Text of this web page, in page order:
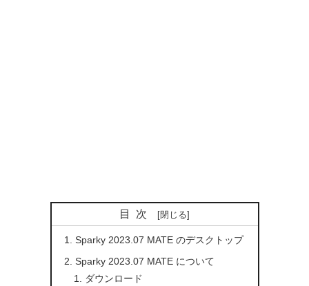
目次
Sparky 2023.07 MATE のデスクトップ
Sparky 2023.07 MATE について
ダウンロード